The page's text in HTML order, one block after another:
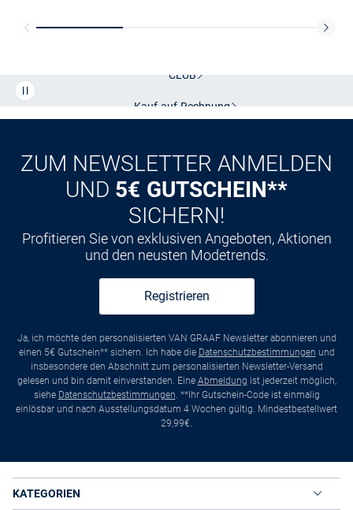
CLUB
Kauf auf Rechnung
ZUM NEWSLETTER ANMELDEN
UND 5€ GUTSCHEIN**
SICHERN!
Profitieren Sie von exklusiven Angeboten, Aktionen
und den neusten Modetrends.
Registrieren
Ja, ich möchte den personalisierten VAN GRAAF Newsletter abonnieren und
einen 5€ Gutschein** sichern. Ich habe die Datenschutzbestimmungen und
insbesondere den Abschnitt zum personalisierten Newsletter-Versand
gelesen und bin damit einverstanden. Eine Abmeldung ist jederzeit möglich,
siehe Datenschutzbestimmungen . **Ihr Gutschein-Code ist einmalig
einlösbar und nach Ausstellungsdatum 4 Wochen gültig. Mindestbestellwert
29,99€.
KATEGORIEN